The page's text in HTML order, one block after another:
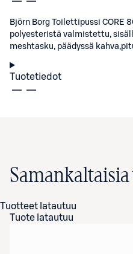
Björn Borg Toilettipussi CORE
polyesteristä valmistettu,
meshtasku, päädyssä
Tuotetiedot
Tuotteet latautuu
Tuote latautuu